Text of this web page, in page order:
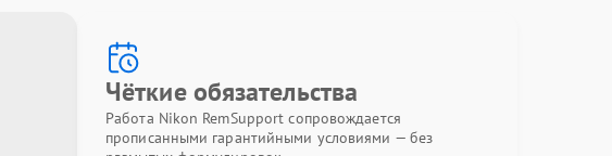
Чёткие обязательства
Работа Nikon RemSupport сопровождается
прописанными гарантийными условиями — без